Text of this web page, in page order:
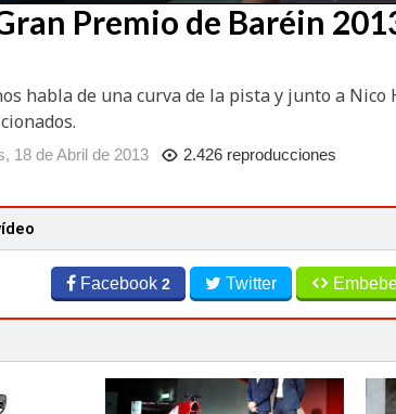
Premio de Baréin
habla de una curva de la pista y junto a
18 de Abril de 2013 2.426 reproducciones
Facebook 2 Twitter